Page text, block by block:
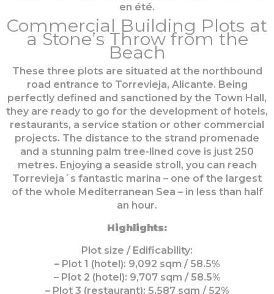
en été.
Commercial Building Plots at
a Stone’s Throw from the
Beach
These three plots are situated at the northbound
road entrance to Torrevieja, Alicante. Being
perfectly defined and sanctioned by the Town Hall,
they are ready to go for the development of hotels,
restaurants, a service station or other commercial
projects. The distance to the strand promenade
and a stunning palm tree-lined cove is just 250
metres. Enjoying a seaside stroll, you can reach
Torrevieja´s fantastic marina – one of the largest
of the whole Mediterranean Sea – in less than half
an hour.
Highlights:
Plot size / Edificability:
– Plot 1 (hotel): 9,092 sqm / 58.5%
– Plot 2 (hotel): 9,707 sqm / 58.5%
– Plot 3 (restaurant): 5,587 sqm / 52%